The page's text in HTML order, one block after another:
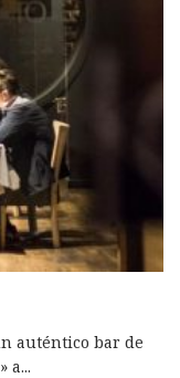
auténtico bar de
a...